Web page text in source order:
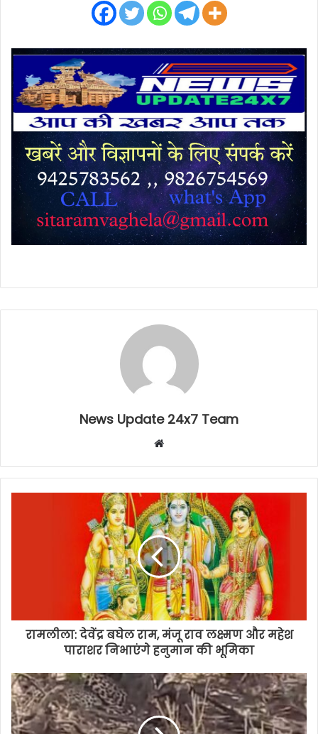
News Update 24x7 Team
Website
रामलीला: देवेंद्र बघेल राम, मंजू राव लक्ष्मण और महेश
पाराशर निभाएंगे हनुमान की भूमिका